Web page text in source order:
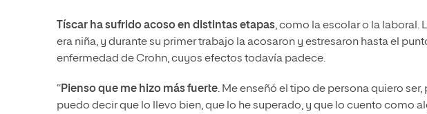
Tíscar ha sufrido acoso en distintas etapas, como la escolar o la laboral.
era niña, y durante su primer trabajo la acosaron y estresaron hasta el
enfermedad de Crohn, cuyos efectos todavía padece.
“Pienso que me hizo más fuerte. Me enseñó el tipo de persona quiero
puedo decir que lo llevo bien, que lo he superado, y que lo cuento como